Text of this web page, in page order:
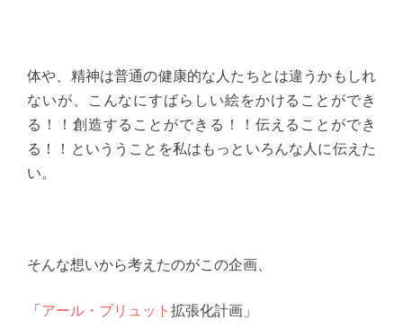
体や、精神は普通の健康的な人たちとは違うかもしれ
ないが、こんなにすばらしい絵をかけることができ
る！！創造することができる！！伝えることができ
る！！といううことを私はもっといろんな人に伝えた
い。
そんな想いから考えたのがこの企画、
「アール・ブリュット 拡張化計画」